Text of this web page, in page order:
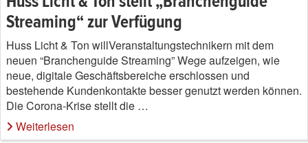
Streaming“ zur Verfügung
Huss Licht & Ton willVeranstaltungstechnikern mit dem
neuen “Branchenguide Streaming” Wege aufzeigen, wie
neue, digitale Geschäftsbereiche erschlossen und
bestehende Kundenkontakte besser genutzt werden können.
Die Corona-Krise stellt die …
Weiterlesen